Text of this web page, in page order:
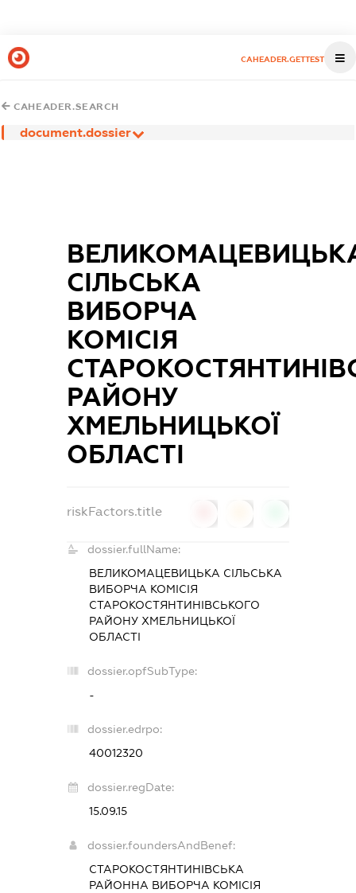
CAHEADER.GETTEST
CAHEADER.SEARCH
document.dossier
СІЛЬСЬКА
ВИБОРЧА
КОМІСІЯ
РАЙОНУ
ХМЕЛЬНИЦЬКОЇ
ОБЛАСТІ
riskFactors.title
dossier.fullName:
ВЕЛИКОМАЦЕВИЦЬКА СІЛЬСЬКА
ВИБОРЧА КОМІСІЯ
СТАРОКОСТЯНТИНІВСЬКОГО
РАЙОНУ ХМЕЛЬНИЦЬКОЇ
ОБЛАСТІ
dossier.opfSubType:
-
dossier.edrpo:
40012320
dossier.regDate:
15.09.15
dossier.foundersAndBenef:
СТАРОКОСТЯНТИНІВСЬКА
РАЙОННА ВИБОРЧА КОМІСІЯ